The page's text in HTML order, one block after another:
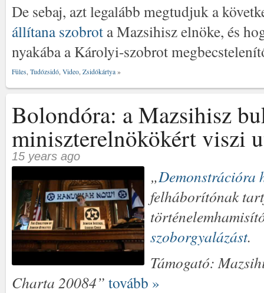
De sebaj, azt legalább megtudjuk a
állítana szobrot a Mazsihisz elnöke, és
nyakába a Károlyi-szobrot
Füles Tudózsidó Video Zsidókártya »
Bolondóra: a Mazsihisz
miniszterelnökökért viszi
15 years ago
„Demonstrációra
felháborítónak
szoborgyalázást.
Támogató:
Charta 20084” tovább »